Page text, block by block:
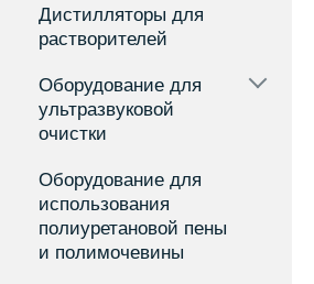
Дистилляторы для
растворителей
Оборудование для
ультразвуковой
очистки
Оборудование для
использования
полиуретановой пены
и полимочевины